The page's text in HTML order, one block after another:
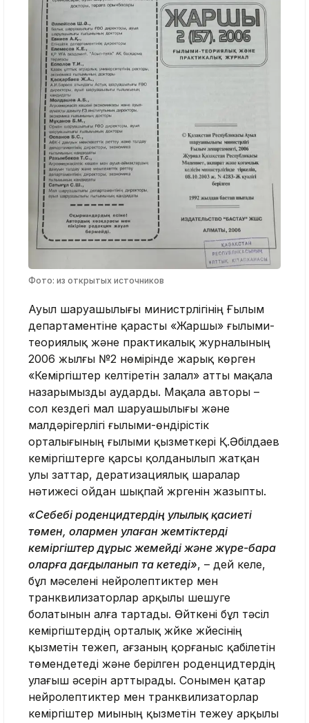
Фото: из открытых источников
Ауыл шаруашылығы министрлігінің Ғылым
департаментіне қарасты «Жаршы» ғылыми-
теориялық және практикалық журналының
2006 жылғы №2 нөмірінде жарық көрген
«Кеміргіштер келтіретін залал» атты мақала
назарымызды аударды. Мақала авторы –
сол кездегі мал шаруашылығы және
малдәрігерлігі ғылыми-өндірістік
орталығының ғылыми қызметкері Қ.Әбілдаев
кеміргіштерге қарсы қолданылып жатқан
улы заттар, дератизациялық шаралар
нәтижесі ойдан шықпай жүргенін жазыпты.
«Себебі роденцидтердің улылық қасиеті
төмен, олармен улаған жемтіктерді
кеміргіштер дұрыс жемейді және жүре-бара
оларға дағдыланып та кетеді», – дей келе,
бұл мәселені нейролептиктер мен
транквилизаторлар арқылы шешуге
болатынын алға тартады. Өйткені бұл тәсіл
кеміргіштердің орталық жүйке жүйесінің
қызметін тежеп, ағзаның қорғаныс қабілетін
төмендетеді және берілген роденцидтердің
улағыш әсерін арттырады. Сонымен қатар
нейролептиктер мен транквилизаторлар
кеміргіштер миының қызметін тежеу арқылы